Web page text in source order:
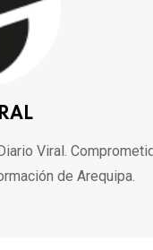
Viral.
de Arequipa.